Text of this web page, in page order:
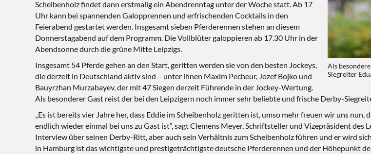
Als
Siegreiter
Scheibenholz findet dann erstmalig ein Abendrenntag unter der Woche statt. Ab 17
Uhr kann bei spannenden Galopprennen und erfrischenden Cocktails in den
Feierabend gestartet werden. Insgesamt sieben Pferderennen stehen an diesem
Donnerstagabend auf dem Programm. Die Vollblüter galoppieren ab 17.30 Uhr in der
Abendsonne durch die grüne Mitte Leipzigs.
Insgesamt 54 Pferde gehen an den Start, geritten werden sie von den besten Jockeys,
die derzeit in Deutschland aktiv sind – unter ihnen Maxim Pecheur, Jozef Bojko und
Bauyrzhan Murzabayev, der mit 47 Siegen derzeit Führende in der Jockey-Wertung.
Als besonderer Gast reist der bei den Leipzigern noch immer sehr beliebte und frische Derby-
„Es ist bereits vier Jahre her, dass Eddie im Scheibenholz geritten ist, umso mehr freuen wir uns
endlich wieder einmal bei uns zu Gast ist“, sagt Clemens Meyer, Schriftsteller und Vizepräsident des
Interview über seinen Derby-Ritt, aber auch sein Verhältnis zum Scheibenholz führen und er wird
in Hamburg ist das wichtigste und prestigeträchtigste deutsche Pferderennen und der Höhepunkt